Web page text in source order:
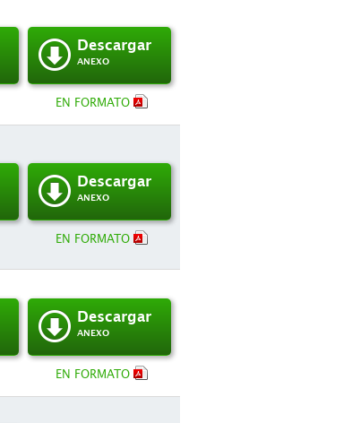
Descargar
ANEXO
EN FORMATO
Descargar
ANEXO
EN FORMATO
Descargar
ANEXO
EN FORMATO